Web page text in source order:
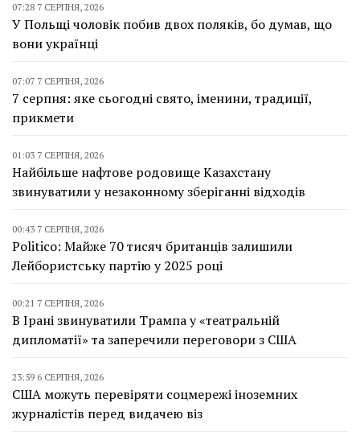
07:28 7 СЕРПНЯ, 2026
У Польщі чоловік побив двох поляків, бо думав, що
вони українці
07:07 7 СЕРПНЯ, 2026
7 серпня: яке сьогодні свято, іменини, традиції,
прикмети
01:03 7 СЕРПНЯ, 2026
Найбільше нафтове родовище Казахстану
звинуватили у незаконному зберіганні відходів
00:43 7 СЕРПНЯ, 2026
Politico: Майже 70 тисяч британців залишили
Лейбористську партію у 2025 році
00:21 7 СЕРПНЯ, 2026
В Ірані звинуватили Трампа у «театральній
дипломатії» та заперечили переговори з США
23:59 6 СЕРПНЯ, 2026
США можуть перевіряти соцмережі іноземних
журналістів перед видачею віз